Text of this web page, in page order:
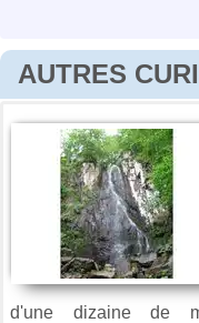
AUTRES
d'une dizaine de